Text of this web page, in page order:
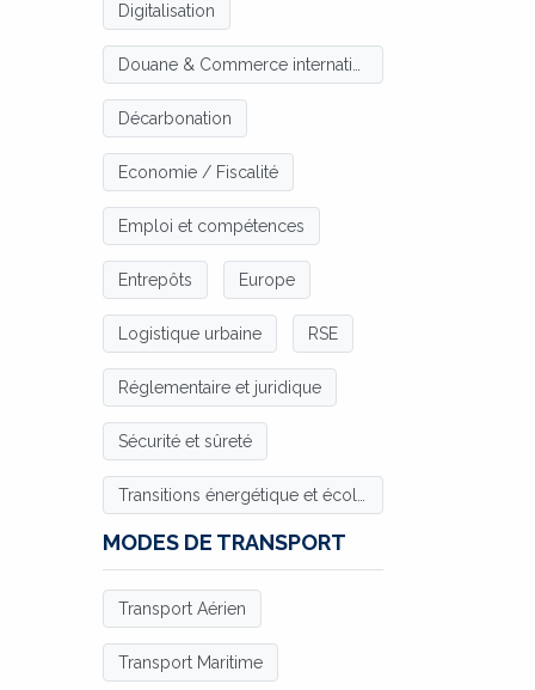
Digitalisation
Décarbonation
Economie / Fiscalité
Emploi et compétences
Entrepôts Europe
Logistique urbaine RSE
Réglementaire et juridique
Sécurité et sûreté
MODES DE TRANSPORT
Transport Aérien
Transport Maritime